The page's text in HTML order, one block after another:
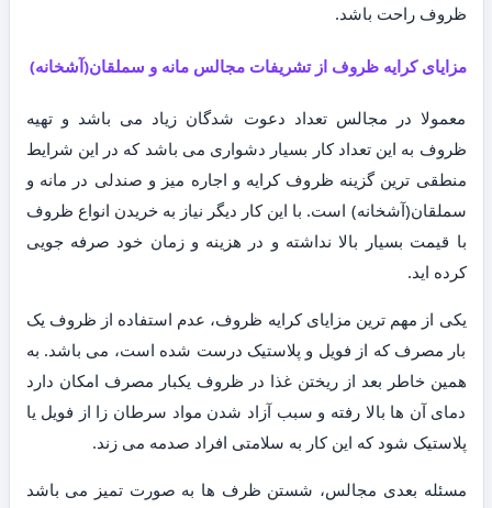
ظروف راحت باشد.
مزایای کرایه ظروف از تشریفات مجالس مانه و سملقان(آشخانه)
معمولا در مجالس تعداد دعوت شدگان زیاد می باشد و تهیه
ظروف به این تعداد کار بسیار دشواری می باشد که در این شرایط
منطقی ترین گزینه ظروف کرایه و اجاره میز و صندلی در مانه و
سملقان(آشخانه) است. با این کار دیگر نیاز به خریدن انواع ظروف
با قیمت بسیار بالا نداشته و در هزینه و زمان خود صرفه جویی
کرده اید.
یکی از مهم ترین مزایای کرایه ظروف، عدم استفاده از ظروف یک
بار مصرف که از فویل و پلاستیک درست شده است، می باشد. به
همین خاطر بعد از ریختن غذا در ظروف یکبار مصرف امکان دارد
دمای آن ها بالا رفته و سبب آزاد شدن مواد سرطان زا از فویل یا
پلاستیک شود که این کار به سلامتی افراد صدمه می زند.
مسئله بعدی مجالس، شستن ظرف ها به صورت تمیز می باشد